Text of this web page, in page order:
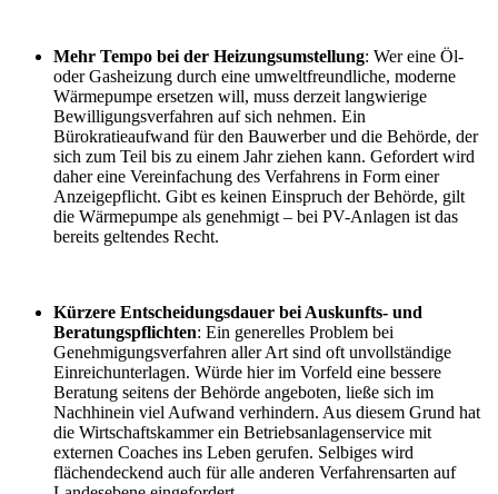
Mehr Tempo bei der Heizungsumstellung: Wer eine Öl-
oder Gasheizung durch eine umweltfreundliche, moderne
Wärmepumpe ersetzen will, muss derzeit langwierige
Bewilligungsverfahren auf sich nehmen. Ein
Bürokratieaufwand für den Bauwerber und die Behörde, der
sich zum Teil bis zu einem Jahr ziehen kann. Gefordert wird
daher eine Vereinfachung des Verfahrens in Form einer
Anzeigepflicht. Gibt es keinen Einspruch der Behörde, gilt
die Wärmepumpe als genehmigt – bei PV-Anlagen ist das
bereits geltendes Recht.
Kürzere Entscheidungsdauer bei Auskunfts- und
Beratungspflichten: Ein generelles Problem bei
Genehmigungsverfahren aller Art sind oft unvollständige
Einreichunterlagen. Würde hier im Vorfeld eine bessere
Beratung seitens der Behörde angeboten, ließe sich im
Nachhinein viel Aufwand verhindern. Aus diesem Grund hat
die Wirtschaftskammer ein Betriebsanlagenservice mit
externen Coaches ins Leben gerufen. Selbiges wird
flächendeckend auch für alle anderen Verfahrensarten auf